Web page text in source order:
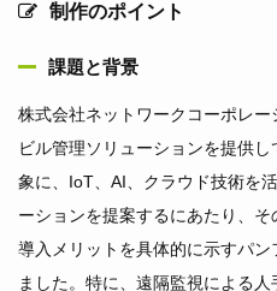
制作のポイント
課題と背景
株式会社ネットワークコーポレ
ビル管理ソリューションを提供
象に、IoT、AI、クラウド技術を
ーションを提案するにあたり、そ
導入メリットを具体的に示すパ
ました。特に、遠隔監視による